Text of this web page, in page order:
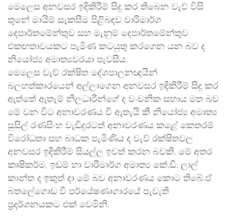
මෙලෙස අනවසර ඉදිකිරීම් සිදු කර තිබෙන වැව් විසි
තුනේ මායිම් සැකසීම පිළිබඳව වාරිමාර්ග
දෙපාර්තමේන්තුව සහ මැනුම් දෙපාර්තමේන්තුව
එකඟතාවයකට පැමිණ කටයුතු කරගෙන යන බව ද
නියෝජ්‍ය අමාත්‍යවරයා පැවසීය.
මෙලෙස වැව් රක්ෂිත දේශපාලනඥයින්
බලහත්කාරයෙන් අල්ලාගෙන අනවසර ඉදිකිරීම් සිදු කර
ඇත්තේ ඇතැම් නිලධාරීන්ගේ ද වංචනික සහාය මත බව
මේ වන විට අනාවරණය වී ඇතැයි කී නියෝජ්‍ය අමාත්‍ය
සුසිල් රණසිංහ වැඩිදුරටත් අනාවරණය කළේ කෙතරම්
විරෝධතා සහ බාධක පැමිණිය ද වැව් රක්ෂිතවල
අනවසර ඉදිකිරීම් සියල්ල ඉවත් කරන බවකි. මේ අතර
කෘෂිකර්ම, ඉඩම් හා වාරිමාර්ග අමාත්‍ය කේ.ඩී. ලාල්
කාන්ත ද ඉකුත් දා මේ බව අනාවරණය කොට තිබේ.ඒ
බතලේගොඩ වී පර්යේෂණාගාරයේ පැවැති
ප්‍රදර්ශනයකට එක් වෙමිනි.